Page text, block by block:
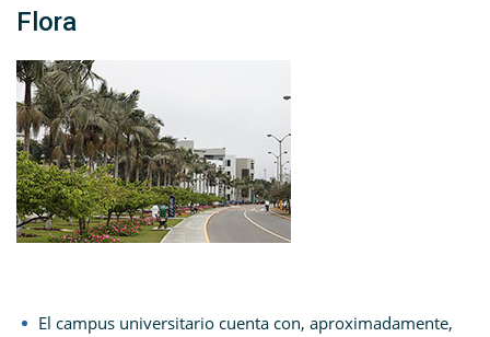
Flora
El campus universitario cuenta con, aproximadamente,